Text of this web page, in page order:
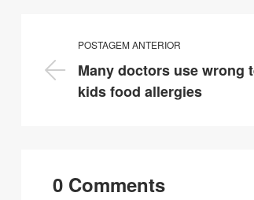
POSTAGEM ANTERIOR
Many doctors use wrong
kids food allergies
0 Comments